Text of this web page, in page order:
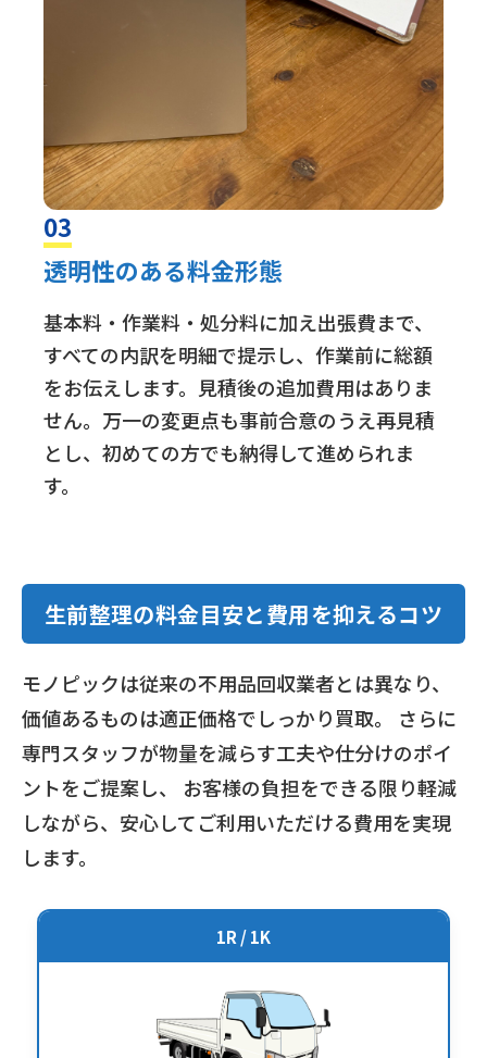
03
透明性のある料金形態
基本料・作業料・処分料に加え出張費まで、
すべての内訳を明細で提示し、作業前に総額
をお伝えします。見積後の追加費用はありま
せん。万一の変更点も事前合意のうえ再見積
とし、初めての方でも納得して進められま
す。
生前整理の料金目安と費用を抑えるコツ
モノピックは従来の不用品回収業者とは異なり、
価値あるものは適正価格でしっかり買取。 さらに
専門スタッフが物量を減らす工夫や仕分けのポイ
ントをご提案し、 お客様の負担をできる限り軽減
しながら、安心してご利用いただける費用を実現
します。
1R / 1K